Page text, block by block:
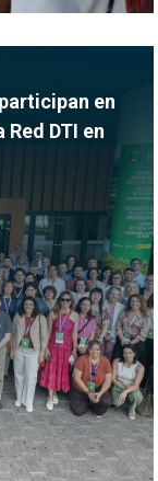
en
DTI en